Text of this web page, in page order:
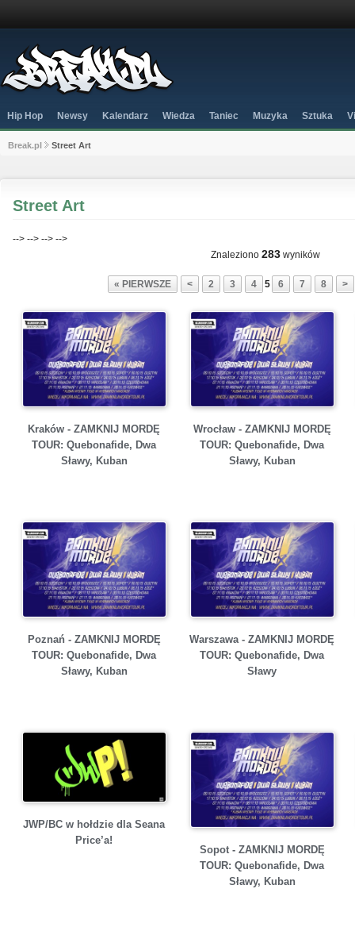
Hip Hop Newsy Kalendarz Wiedza Taniec Muzyka Sztuka
Break.pl Street Art
Street Art
--> --> --> -->
Znaleziono 283 wyników
« PIERWSZE < 2 3 4 5 6 7 8 >
Kraków - ZAMKNIJ MORDĘ
TOUR: Quebonafide, Dwa
Sławy, Kuban
Wrocław - ZAMKNIJ MORDĘ
TOUR: Quebonafide, Dwa
Sławy, Kuban
Poznań - ZAMKNIJ MORDĘ
TOUR: Quebonafide, Dwa
Sławy, Kuban
Warszawa - ZAMKNIJ MORDĘ
TOUR: Quebonafide, Dwa
Sławy
JWP/BC w hołdzie dla Seana
Price’a!
Sopot - ZAMKNIJ MORDĘ
TOUR: Quebonafide, Dwa
Sławy, Kuban